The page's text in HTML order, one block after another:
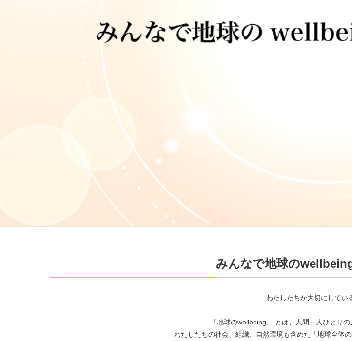
みんなで地球の
わたしたちが大切にしてい
「地球のwellbeing」 とは、人間一人ひとり
わたしたちの社会、組織、自然環境も含めた「地球全体